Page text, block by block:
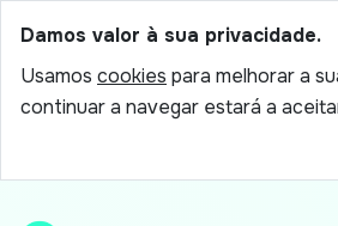
Damos valor à sua privacidade.
Usamos cookies para melhorar a
continuar a navegar estará a